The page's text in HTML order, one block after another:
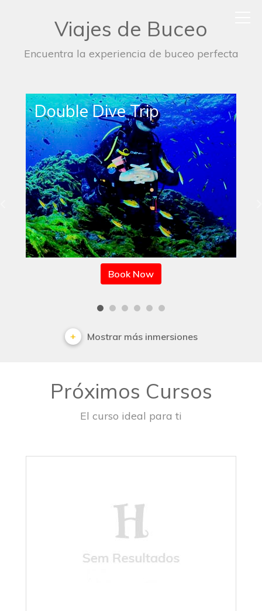
Viajes de Buceo
Encuentra la experiencia de buceo perfecta
Single Dive Trip
Book Now
Mostrar más inmersiones
Próximos Cursos
El curso ideal para ti
No results